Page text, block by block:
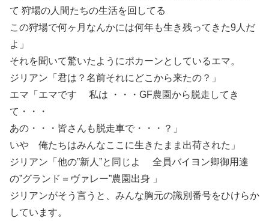
て 狩場の人間たちの生活を回してる
この狩場で何ヶ月なんかには何年も生き残ってきた9人だ
よ」
それを聞いて驚いたようにポカーンとしているエマ。
ジリアン「君は？名前それにどこから来たの？」
エマ「エマです 私は ・・・GF農園から脱走してき
て・・・
あの・・・皆さんも脱走車で・・・？」
いや 俺たちはみんなここに生きたまま出荷された」
ジリアン「他の”新人”と同じよ 全員バイヨン卿御用達
の”グランド＝ヴァレー”農園出身 」
ジリアンがそう言うと、みんな胸元の識別番号をひけらか
しています。